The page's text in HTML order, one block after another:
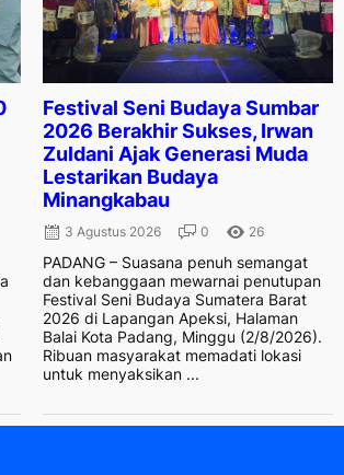
Festival Seni Budaya Sumbar
2026 Berakhir Sukses, Irwan
Zuldani Ajak Generasi Muda
Lestarikan Budaya
Minangkabau
3 Agustus 2026 0 26
PADANG – Suasana penuh semangat
dan kebanggaan mewarnai penutupan
Festival Seni Budaya Sumatera Barat
2026 di Lapangan Apeksi, Halaman
Balai Kota Padang, Minggu (2/8/2026).
Ribuan masyarakat memadati lokasi
untuk menyaksikan ...